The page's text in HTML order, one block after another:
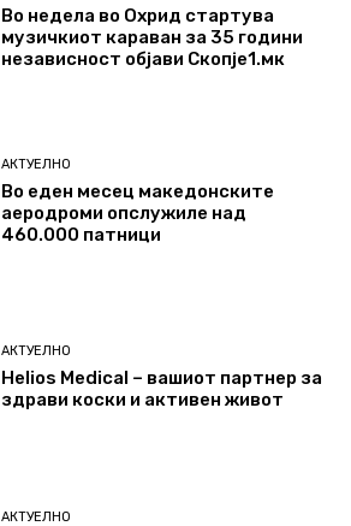
Во недела во Охрид стартува
музичкиот караван за 35 години
независност објави Скопје1.мк
АКТУЕЛНО
Во еден месец македонските
аеродроми опслужиле над
460.000 патници
АКТУЕЛНО
Helios Medical – вашиот партнер за
здрави коски и активен живот
АКТУЕЛНО